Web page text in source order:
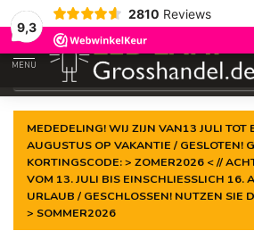
9,3
2810 Reviews
Garantiert derniedrigste Preis
MENU
MEDEDELING! WIJ ZIJN VAN13 JULI TOT
AUGUSTUS OP VAKANTIE / GESLOTEN!
KORTINGSCODE: > ZOMER2026 < //
VOM 13. JULI BIS EINSCHLIESSLICH 16.
URLAUB / GESCHLOSSEN! NUTZEN SIE
> SOMMER2026